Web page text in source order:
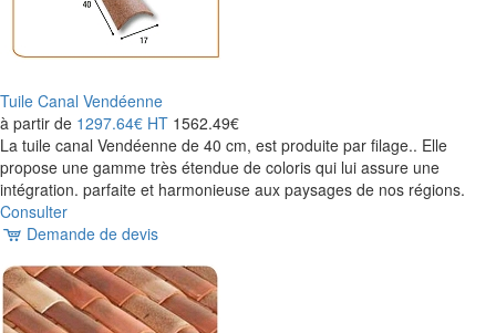
Tuile Canal Vendéenne
à partir de 1297.64€ HT 1562.49€
La tuile canal Vendéenne de 40 cm, est produite par filage.. Elle
propose une gamme très étendue de coloris qui lui assure une
intégration. parfaite et harmonieuse aux paysages de nos régions.
Consulter
Demande de devis